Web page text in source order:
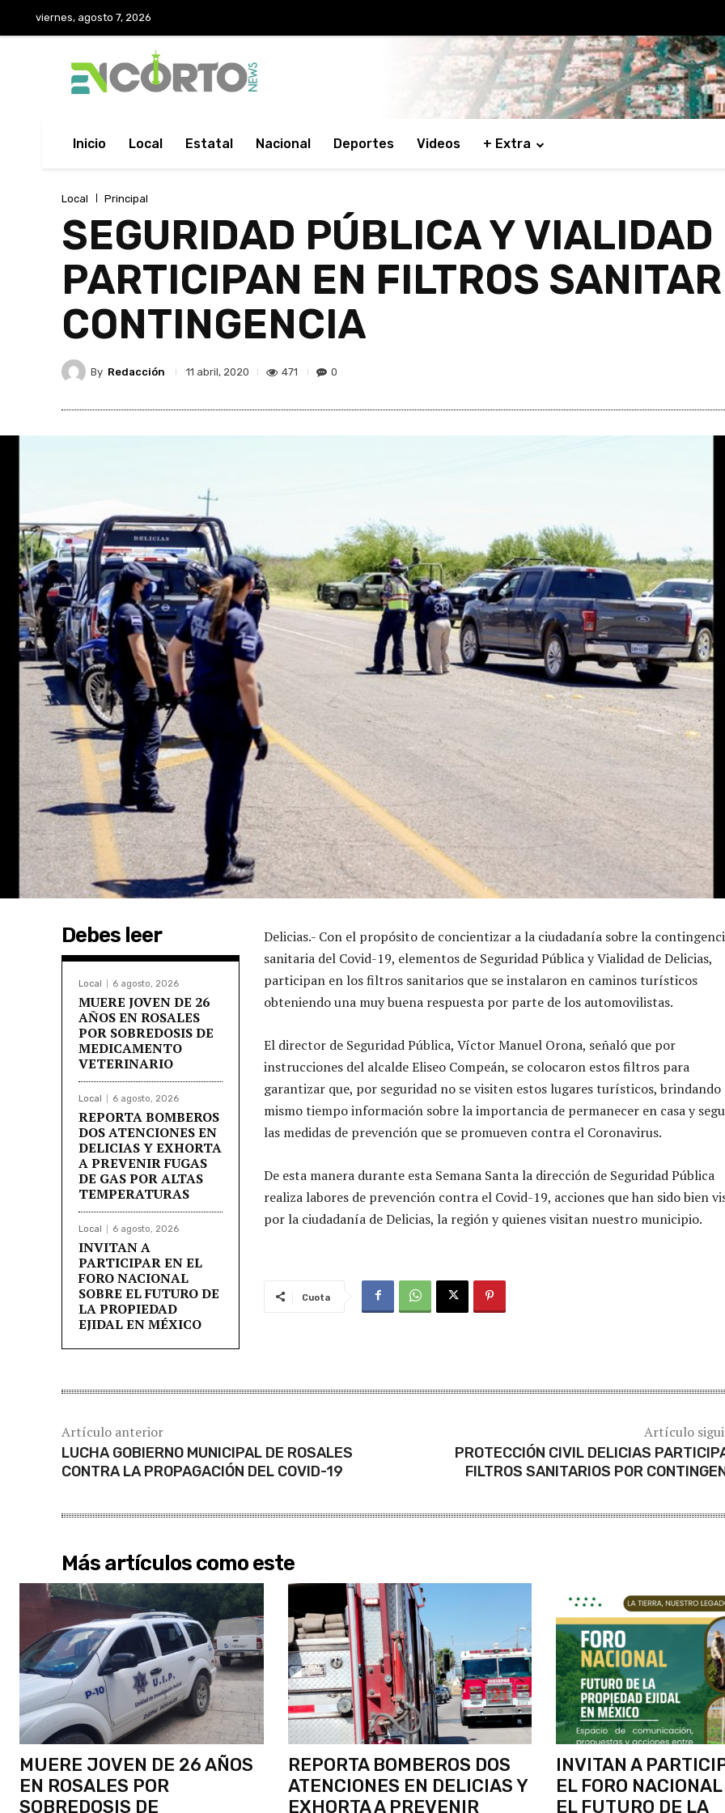
viernes, agosto 7, 2026
Inicio Local Estatal Nacional Deportes Videos + Extra
Local Principal
SEGURIDAD PÚBLICA Y
PARTICIPAN EN FILTROS
CONTINGENCIA
By Redacción 11 abril, 2020 471 0
Debes leer
Local 6 agosto, 2026
MUERE JOVEN DE 26
AÑOS EN ROSALES
POR SOBREDOSIS DE
MEDICAMENTO
VETERINARIO
Local 6 agosto, 2026
REPORTA BOMBEROS
DOS ATENCIONES EN
DELICIAS Y EXHORTA
A PREVENIR FUGAS
DE GAS POR ALTAS
TEMPERATURAS
Local 6 agosto, 2026
INVITAN A
PARTICIPAR EN EL
FORO NACIONAL
SOBRE EL FUTURO DE
LA PROPIEDAD
EJIDAL EN MÉXICO
Delicias.- Con el propósito de concientizar a la ciudadanía sobre la
sanitaria del Covid-19, elementos de Seguridad Pública y Vialidad de Delicias,
participan en los filtros sanitarios que se instalaron en caminos turísticos
obteniendo una muy buena respuesta por parte de los automovilistas.
El director de Seguridad Pública, Víctor Manuel Orona, señaló que por
instrucciones del alcalde Eliseo Compeán, se colocaron estos filtros para
garantizar que, por seguridad no se visiten estos lugares turísticos, brindando
mismo tiempo información sobre la importancia de permanecer en casa y
las medidas de prevención que se promueven contra el Coronavirus.
De esta manera durante esta Semana Santa la dirección de Seguridad Pública
realiza labores de prevención contra el Covid-19, acciones que han sidobien
por la ciudadanía de Delicias, la región y quienes visitan nuestro municipio.
Cuota
Artículo anterior
LUCHA GOBIERNO MUNICIPAL DE ROSALES
CONTRA LA PROPAGACIÓN DEL COVID-19
Artículo
PROTECCIÓN CIVIL DELICIAS
FILTROS SANITARIOS POR
Más artículos como este
MUERE JOVEN DE 26 AÑOS
EN ROSALES POR
SOBREDOSIS DE
REPORTA BOMBEROS DOS
ATENCIONES EN DELICIAS Y
EXHORTA A PREVENIR
INVITAN A
EL FORO
EL FUTURO DE LA